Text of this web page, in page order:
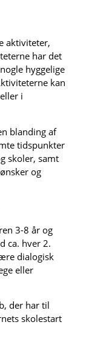
aktiviteter,
har det
hyggelige
kan
i
blanding af
tidspunkter
skoler, samt
og
3-8 år og
ca. hver 2.
dialogisk
eller
der har til
skolestart